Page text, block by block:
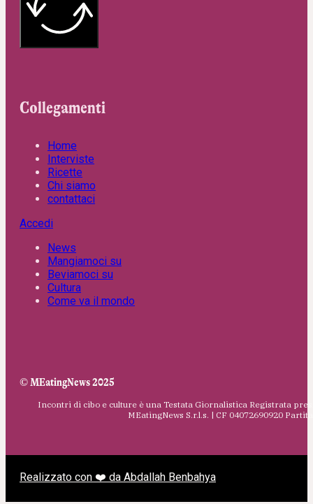
Collegamenti
Home
Interviste
Ricette
Chi siamo
contattaci
Accedi
News
Mangiamoci su
Beviamoci su
Cultura
Come va il mondo
© MEatingNews 2025
Incontri di cibo e culture è una Testata Giornalistica Registrata
MEatingNews S.r.l.s. | CF 04072690920
Realizzato con ❤️ da Abdallah Benbahya